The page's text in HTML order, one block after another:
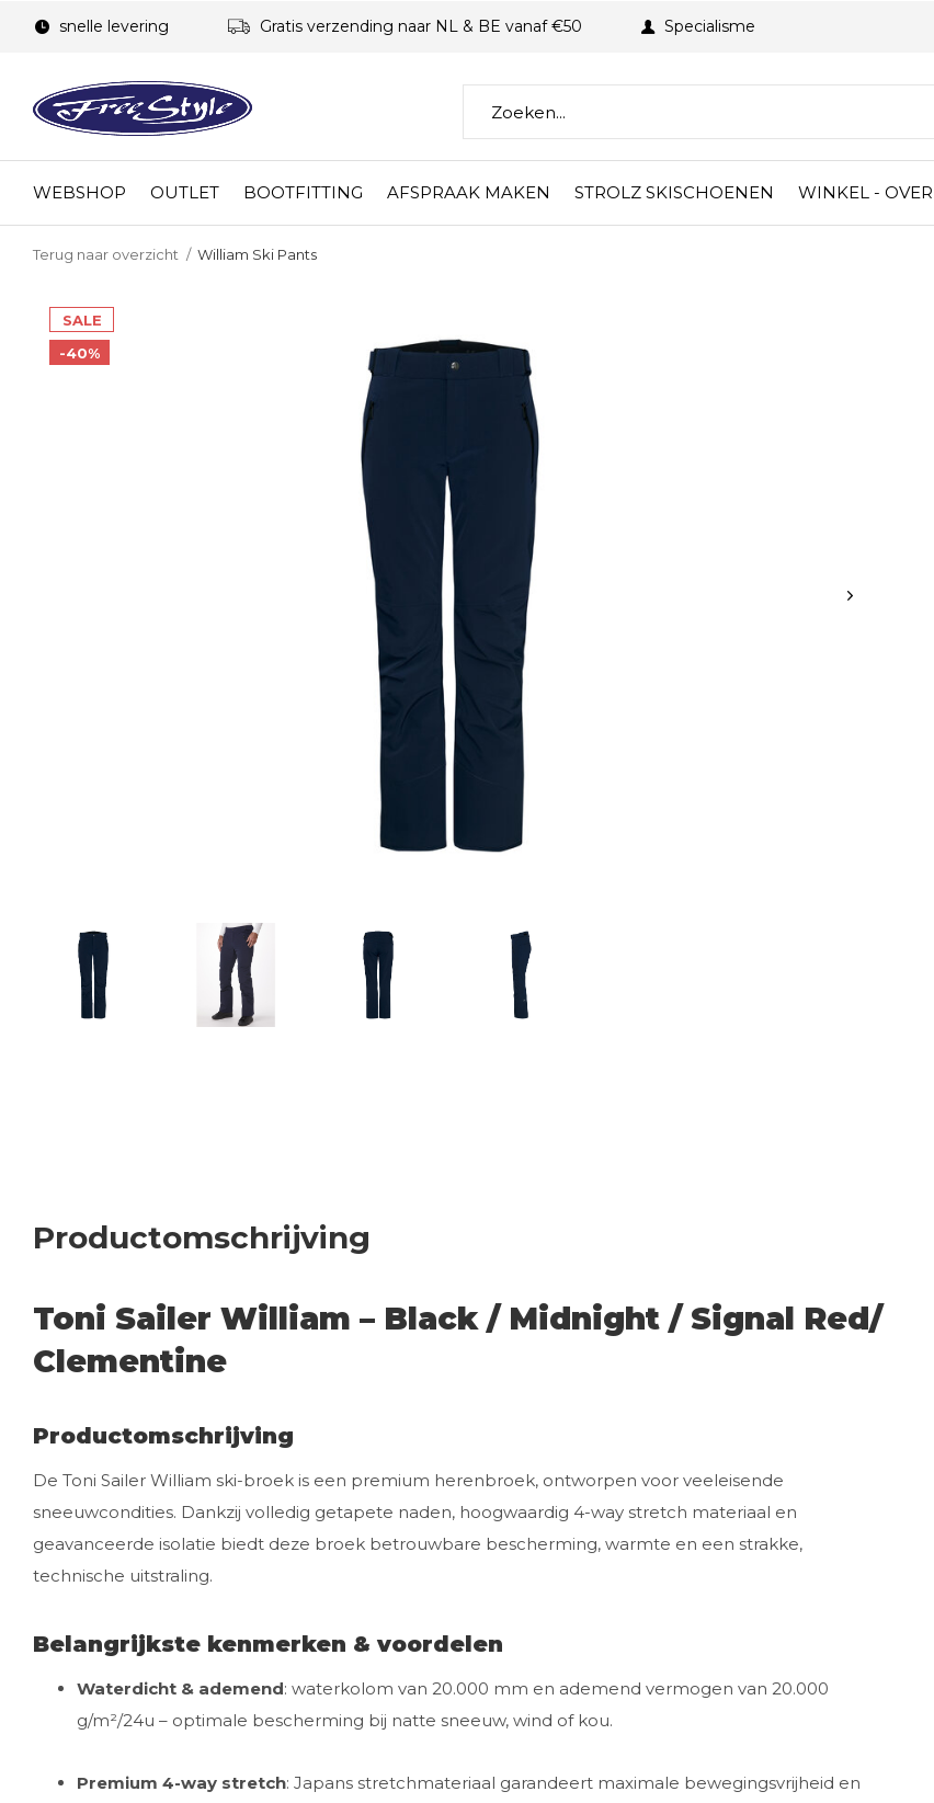
WEBSHOP OUTLET BOOTFITTING AFSPRAAK MAKEN STROLZ SKISCHOENEN WINKEL -
snelle levering Gratis verzending naar NL & BE vanaf €50 Specialisme
Terug naar overzicht William Ski Pants
SALE
-40%
Productomschrijving
Toni Sailer William – Black / Midnight / Signal Red/
Clementine
Productomschrijving
De Toni Sailer William ski-broek is een premium herenbroek, ontworpen voor veeleisende
sneeuwcondities. Dankzij volledig getapete naden, hoogwaardig 4-way stretch materiaal en
geavanceerde isolatie biedt deze broek betrouwbare bescherming, warmte en een strakke,
technische uitstraling.
Belangrijkste kenmerken & voordelen
Waterdicht & ademend: waterkolom van 20.000 mm en ademend vermogen van 20.000
g/m²/24u – optimale bescherming bij natte sneeuw, wind of kou.
Premium 4-way stretch: Japans stretchmateriaal garandeert maximale bewegingsvrijheid en